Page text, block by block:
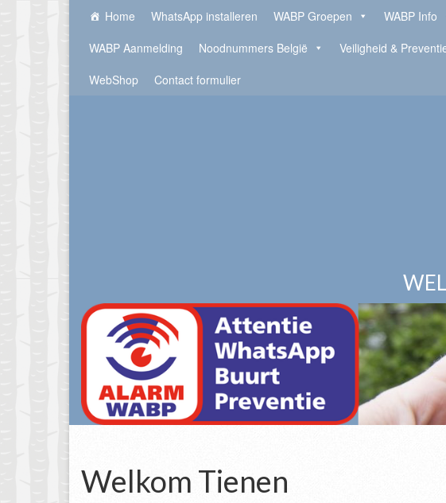
Home WhatsApp installeren WABP Groepen
WABP Info
WABP Aanmelding
Noodnummers België
Veiligheid &
WebShop
Contact formulier
Welkom Tienen